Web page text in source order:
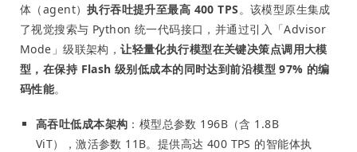
体（agent）执行吞吐提升至最高 400 TPS 。该模型原生集成
了视觉搜索与 Python 统一代码接口，并通过引入「Advisor
Mode」级联架构，让轻量化执行模型在关键决策点调用大模
型，在保持 Flash 级别低成本的同时达到前沿模型 97% 的编
码性能。
高吞吐低成本架构 ：模型总参数 196B（含 1.8B
ViT），激活参数 11B。提供高达 400 TPS 的智能体执